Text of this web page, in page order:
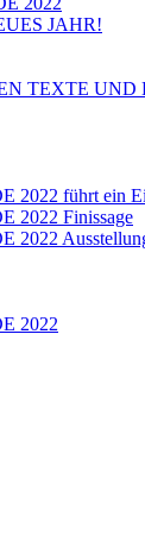
JAHR!
TEXTE UND
führt ein
2022 Finissage
2022